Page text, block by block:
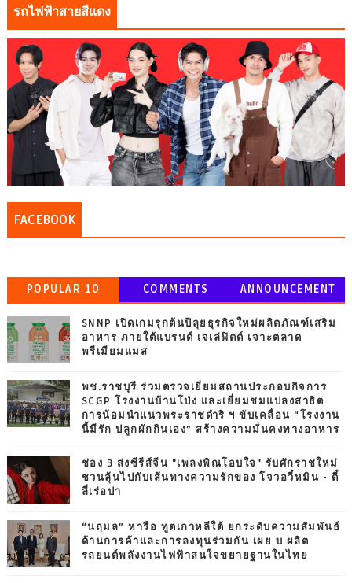
รถไฟฟ้าสายสีแดง
FACEBOOK
POPULAR 10 COMMENTS ANNOUNCEMENT
SNNP เปิดเกมรุกต้นปีลุยธุรกิจใหม่ผลิตภัณฑ์เสริม
อาหาร ภายใต้แบรนด์ เจเล่ฟิตต์ เจาะตลาด
พรีเมียมแมส
พช.ราชบุรี ร่วมตรวจเยี่ยมสถานประกอบกิจการ
SCGP โรงงานบ้านโป่ง และเยี่ยมชมแปลงสาธิต
การน้อมนำแนวพระราชดำริ ฯ ขับเคลื่อน “โรงงาน
นี้มีรัก ปลูกผักกินเอง” สร้างความมั่นคงทางอาหาร
ช่อง 3 ส่งซีรีส์จีน "เพลงพิณโอบใจ" รับศักราชใหม่
ชวนลุ้นไปกับเส้นทางความรักของ โจวอวี๋หมิน - ตี๋
ลี่เร่อปา
“นฤมล” หารือ ทูตเกาหลีใต้ ยกระดับความสัมพันธ์
ด้านการค้าและการลงทุนร่วมกัน เผย บ.ผลิต
รถยนต์พลังงานไฟฟ้าสนใจขยายฐานในไทย